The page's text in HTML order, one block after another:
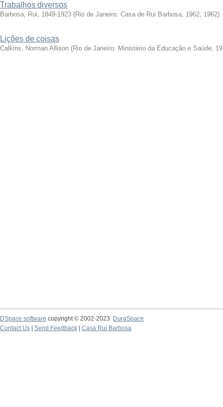
Trabalhos diversos
Barbosa, Rui, 1849-1923 (Rio de Janeiro: Casa de Rui Barbosa, 1962, 1962)
Lições de coisas
Calkins, Norman Allison (Rio de Janeiro: Ministério da Educação e Saúde,
DSpace software copyright © 2002-2023
DuraSpace
Contact Us
Send Feedback Casa Rui Barbosa